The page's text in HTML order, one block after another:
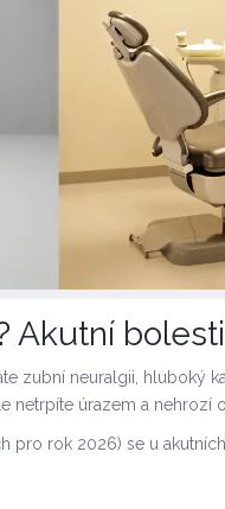
Akutní
zubní neuralgii, hluboký
netrpíte úrazem a nehrozí
pro rok 2026) se u